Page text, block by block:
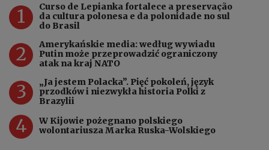
1
Curso de Lepianka fortalece a preservação
da cultura polonesa e da polonidade no sul
do Brasil
2
Amerykańskie media: według wywiadu
Putin może przeprowadzić ograniczony
atak na kraj NATO
3
„Ja jestem Polacka”. Pięć pokoleń, język
przodków i niezwykła historia Polki z
Brazylii
4
W Kijowie pożegnano polskiego
wolontariusza Marka Ruska-Wolskiego